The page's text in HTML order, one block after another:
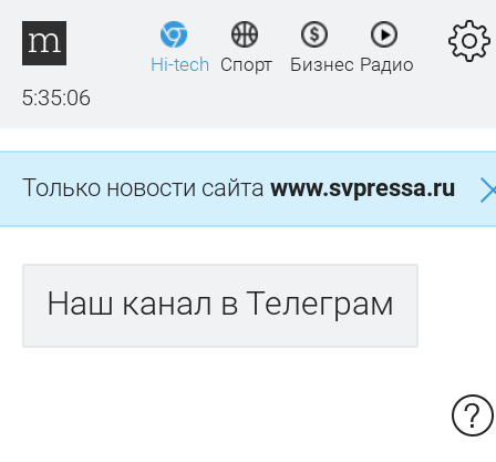
5:35:06
Hi-tech Спорт Бизнес Радио
Только новости сайта www.svpressa.ru
Наш канал в Телеграм